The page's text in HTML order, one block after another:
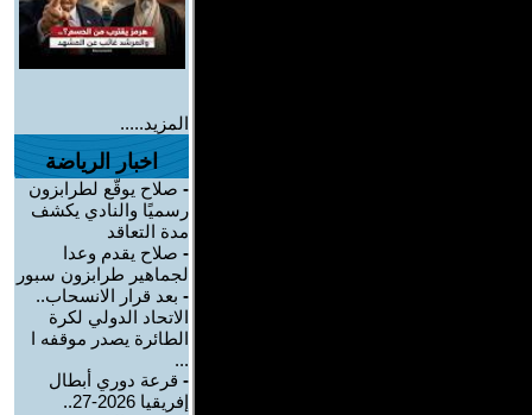
المزيد.....
اخبار الرياضة
- صلاح يوقّع لطرابزون
رسميًا والنادي يكشف
مدة التعاقد
- صلاح يقدم وعدا
لجماهير طرابزون سبور
- بعد قرار الانسحاب..
الاتحاد الدولي لكرة
الطائرة يصدر موقفه ا
...
- قرعة دوري أبطال
إفريقيا 2026-27..